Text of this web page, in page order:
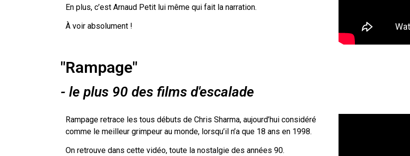
En plus, c’est Arnaud Petit lui même qui fait la narration.
À voir absolument !
"Rampage"
- le plus 90 des films d'escalade
Rampage retrace les tous débuts de Chris Sharma, aujourd’hui considéré
comme le meilleur grimpeur au monde, lorsqu’il n’a que 18 ans en 1998.
On retrouve dans cette vidéo, toute la nostalgie des années 90.